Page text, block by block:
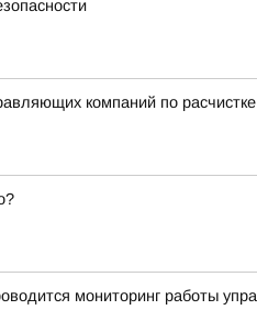
компаний по
мониторинг работы